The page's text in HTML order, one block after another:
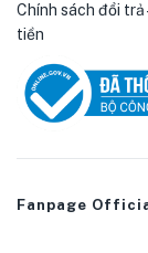
Chính sách đổi trả
tiền
Fanpage